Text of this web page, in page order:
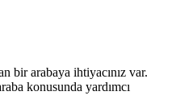
bir arabaya ihtiyacınız var.
konusunda yardımcı